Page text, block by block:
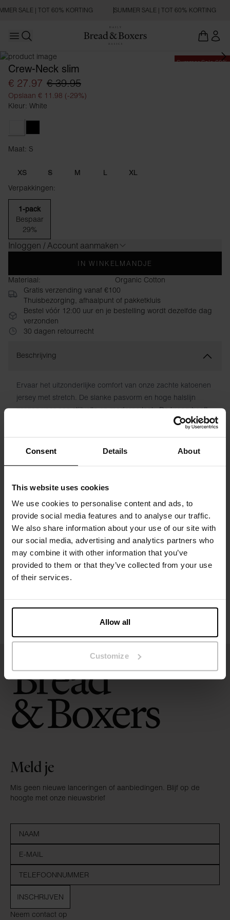
Consent Details About
This website uses cookies
We use cookies to personalise content and ads, to
provide social media features and to analyse our traffic.
We also share information about your use of our site with
our social media, advertising and analytics partners who
may combine it with other information that you’ve
provided to them or that they’ve collected from your use
of their services.
Allow all
Customize
SALE | TOT 60% KORTING SUMMER SALE | TOT 60% KORTING
Open main menu
Summer Sale 60%
Crew-Neck slim
€ 27.97 € 39.95
Opslaan € 11.98 (-29%)
Kleur: White
Maat: S
XS S M L XL
Verpakkingen:
1-pack
Bespaar
29%
Inloggen / Account aanmaken
IN WINKELMANDJE
Materiaal:
Organic Cotton
Gratis verzending vanaf €100
Thuisbezorging, afhaalpunt of pakketkluis
Bestel vóór 12:00 uur en je bestelling wordt dezelfde dag
verzonden
30 dagen retourrecht
Beschrijving
Ervaar het uitzonderlijke comfort van onze zachte katoenen
jersey met stretch. De slanke pasvorm en hoge halslijn
zorgen voor een stijlvolle en moderne look. De kraag heeft
een verborgen naad en de wasvoorschriften zijn direct op
Het model op de foto is 173 cm lang en draagt ​​maat S.
Specificatie
Maatgids
Wasvoorschriften
Beoordelingen
Neem contact op
Meld je
Mis geen nieuwe lanceringen of aanbiedingen. Blijf op de
hoogte met onze nieuwsbrief
INSCHRIJVEN